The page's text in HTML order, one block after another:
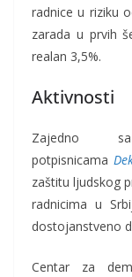
radnice u riziku
zarada u prvih
realan 3,5%.
Aktivnosti
Zajedno sa
potpisnicama
zaštitu ljudskog
radnicima u
dostojanstveno
Centar za